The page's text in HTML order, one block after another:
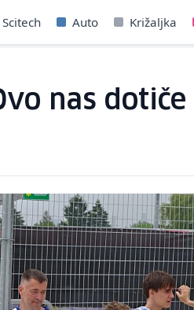
Scitech Auto Križaljka
nas dotiče